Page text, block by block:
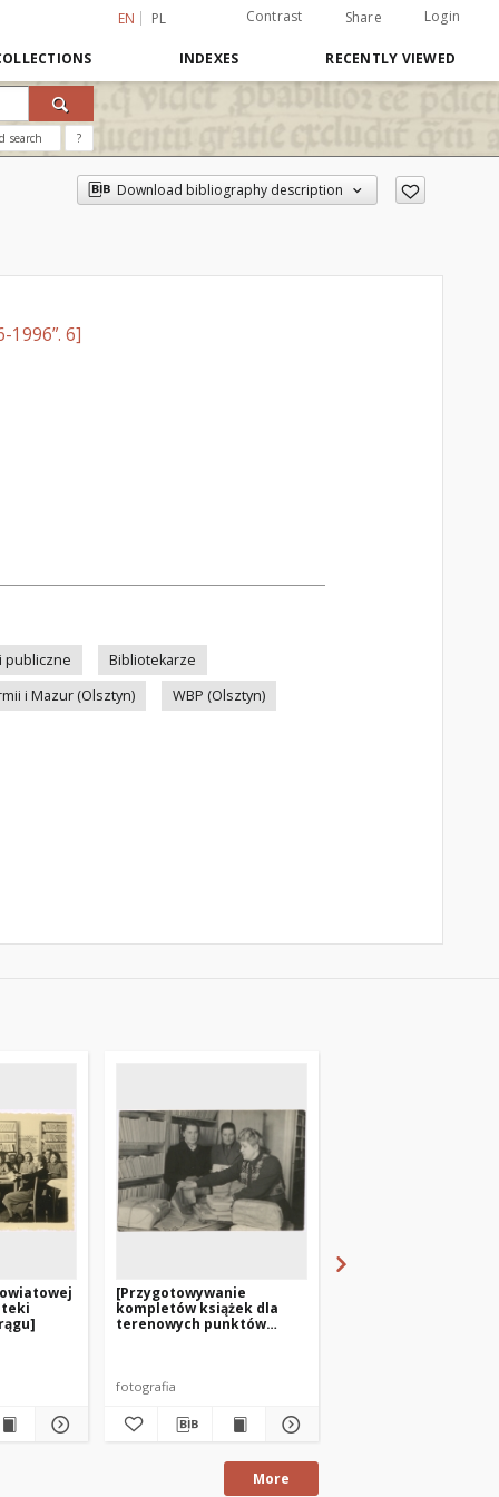
EN PL Contrast Share Login
INDEXES RECENTLY VIEWED
search ?
Download bibliography description
6]
publiczne
Bibliotekarze
i Mazur (Olsztyn)
WBP (Olsztyn)
[Przygotowywanie
kompletów książek dla
terenowych punktów
fotografia
More